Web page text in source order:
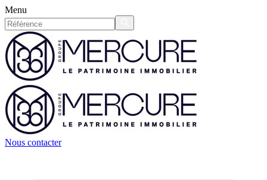
Menu
Nous contacter